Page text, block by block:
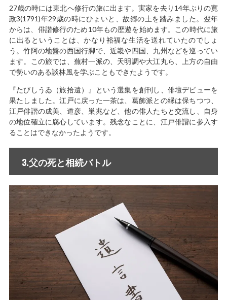
27歳の時には東北へ修行の旅に出ます。実家を去り14年ぶりの寛
政3(1791)年29歳の時にひょいと、故郷の土を踏みました。翌年
からは、俳諧修行のため10年もの歴遊を始めます。この時代に旅
に出るということは、かなり裕福な生活を送れていたのでしょ
う。竹阿の地盤の西国行脚で、近畿や四国、九州などを巡ってい
ます。この旅では、蕪村一派の、天明調や大江丸ら、上方の自由
で勢いのある談林風を学ぶこともできたようです。
『たびしうゐ（旅拾遺）』という選集を創刊し、俳壇デビューを
果たしました。江戸に戻った一茶は、葛飾派との縁は保ちつつ、
江戸俳諧の成美、道彦、巣兆など、他の俳人たちと交流し、自身
の地位確立に腐心しています。残念なことに、江戸俳諧に参入す
ることはできなかったようです。
3.父の死と相続バトル